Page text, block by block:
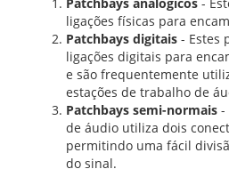
Patchbays analógicos-
ligações físicas para
Patchbays digitais- Estes
ligações digitais para
e são frequentemente
estações de trabalho de
Patchbays semi-normais-
de áudio utiliza dois
permitindo uma fácil
do sinal.